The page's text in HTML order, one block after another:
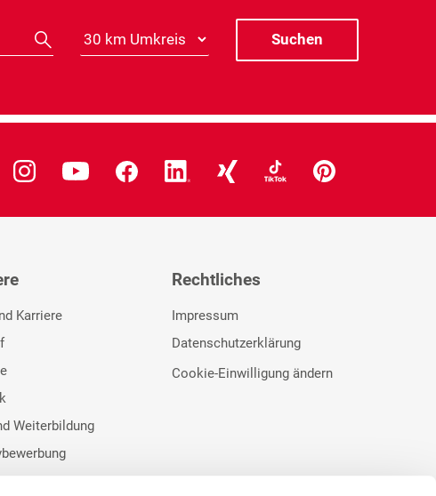
Karriere
Weiterbildung
Rechtliches
Impressum
Datenschutzerklärung
Cookie-Einwilligung ändern